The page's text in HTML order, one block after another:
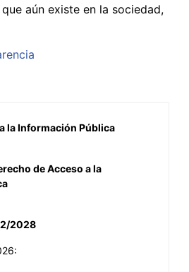
aún existe en la sociedad,
la Información Pública
de Acceso a la
2028